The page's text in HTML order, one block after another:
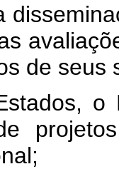
de seus
o